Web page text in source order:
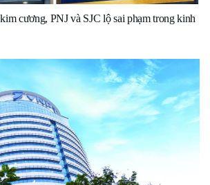
cương, PNJ và SJC lộ sai phạm trong kinh